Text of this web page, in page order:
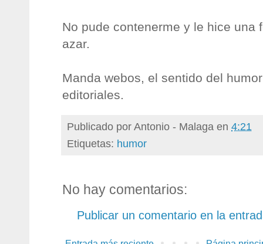
No pude contenerme y le hice una
azar.
Manda webos, el sentido del
editoriales.
Publicado porAntonio - Malaga en 4:21
Etiquetas: humor
No hay comentarios:
Publicar un comentario en la